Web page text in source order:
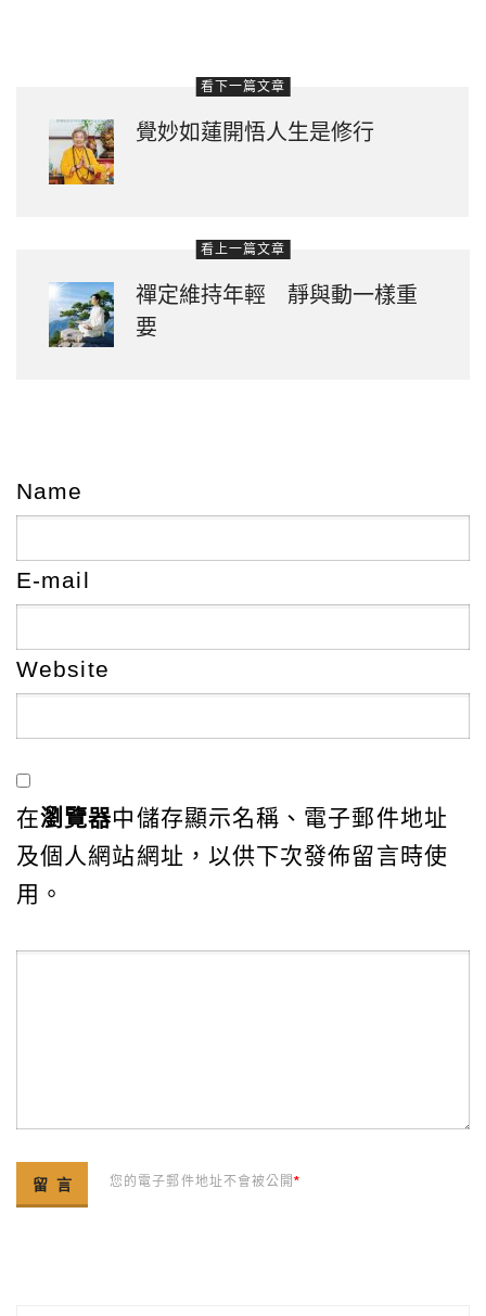
看下一篇文章
覺妙如蓮開悟人生是修行
看上一篇文章
禪定維持年輕 靜與動一樣重
要
Name
E-mail
Website
在瀏覽器中儲存顯示名稱、電子郵件地址
及個人網站網址，以供下次發佈留言時使
用。
您的電子郵件地址不會被公開*